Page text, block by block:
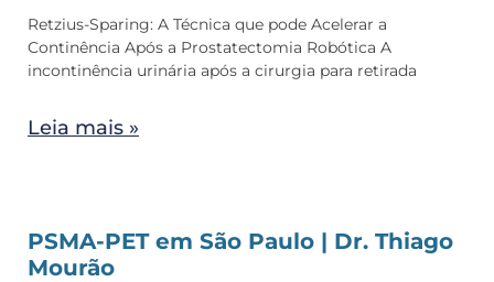
Retzius-Sparing: A Técnica que pode Acelerar a
Continência Após a Prostatectomia Robótica A
incontinência urinária após a cirurgia para retirada
Leia mais »
PSMA-PET em São Paulo | Dr. Thiago
Mourão